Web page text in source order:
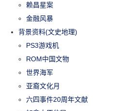
赖昌星案
金融风暴
背景资料(文史地理)
PS3游戏机
ROM中国文物
世界海军
亚裔文化月
六四事件20周年文献